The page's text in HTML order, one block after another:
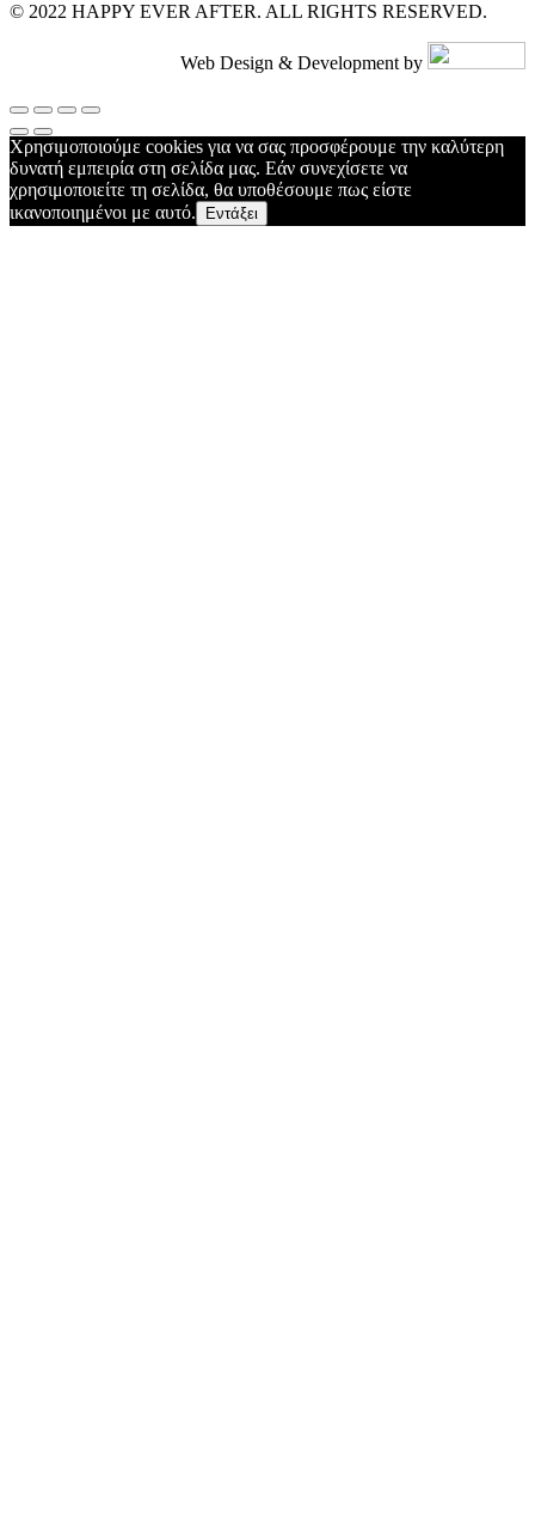
© 2022 HAPPY EVER AFTER. ALL RIGHTS RESERVED.
Web Design & Development by
Χρησιμοποιούμε cookies για να σας προσφέρουμε την καλύτερη
δυνατή εμπειρία στη σελίδα μας. Εάν συνεχίσετε να
χρησιμοποιείτε τη σελίδα, θα υποθέσουμε πως είστε
ικανοποιημένοι με αυτό.
Εντάξει